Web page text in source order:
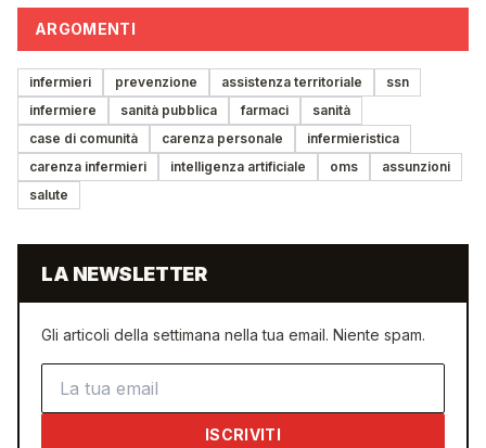
ARGOMENTI
infermieri prevenzione assistenza territoriale
ssn
infermiere
sanità pubblica farmaci
sanità
case di comunità
carenza personale
infermieristica
carenza infermieri
intelligenza artificiale oms
assunzioni
salute
LA NEWSLETTER
Gli articoli della settimana nella tua email. Niente spam.
ISCRIVITI